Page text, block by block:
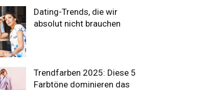
Dating-Trends, die wir
absolut nicht brauchen
Trendfarben 2025: Diese 5
Farbtöne dominieren das